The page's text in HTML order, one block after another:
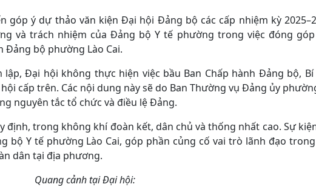
góp ý dự thảo văn kiện Đại hội Đảng bộ các cấp nhiệm kỳ
và trách nhiệm của Đảng bộ Y tế phường trong việc đóng
Đảng bộ phường Lào Cai.
Đại hội không thực hiện việc bầu Ban Chấp hành Đảng bộ,
cấp trên. Các nội dung này sẽ do Ban Thường vụ Đảng ủy
nguyên tắc tổ chức và điều lệ Đảng.
định, trong không khí đoàn kết, dân chủ và thống nhất cao. Sự
bộ Y tế phường Lào Cai, góp phần củng cố vai trò lãnh đạo
dân tại địa phương.
Quang cảnh tại Đại hội: